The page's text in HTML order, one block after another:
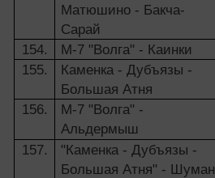
Матюшино - Бакча-
Сарай
154. М-7 "Волга" - Каинки
155.
Каменка - Дубъязы -
Большая Атня
156.
М-7 "Волга" -
Альдермыш
157.
"Каменка - Дубъязы -
Большая Атня" - Шуман